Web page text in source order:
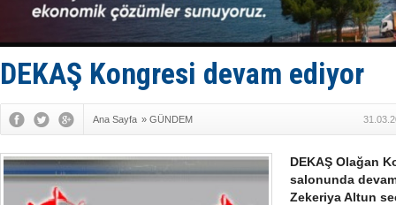
TAYK -
İstanbul
İngiliz
DEKAŞ Kongresi devam ediyor
Ana Sayfa » GÜNDEM
DEKAŞ Olağan
salonunda
Zekeriya Altun